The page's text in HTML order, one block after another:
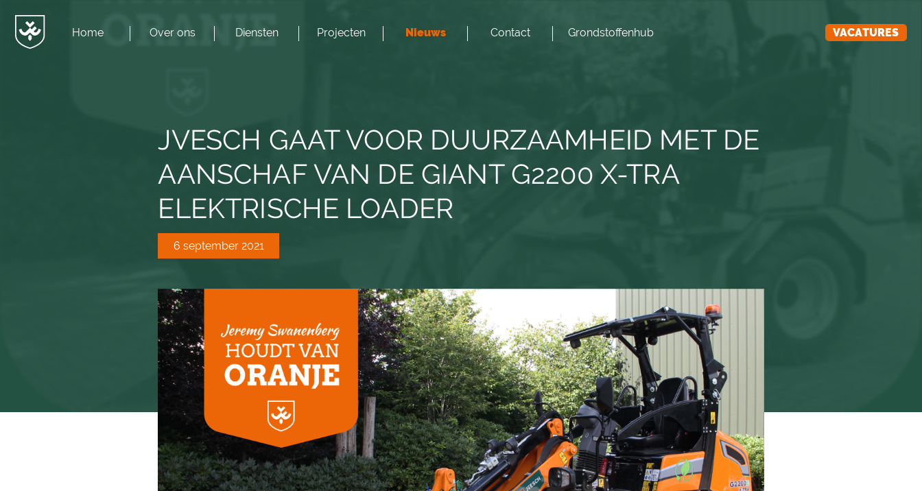
Menu
Home Over ons Diensten Projecten Nieuws Contact Grondstoffenhub VACATURES
JVESCH GAAT VOOR DUURZAAMHEID MET DE
AANSCHAF VAN DE GIANT G2200 X-TRA
ELEKTRISCHE LOADER
6 september 2021